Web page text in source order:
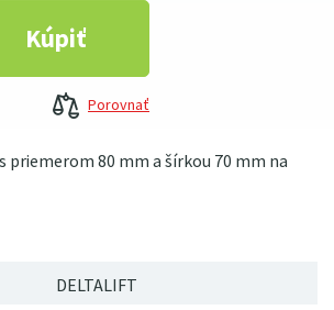
priemerom 80 mm a šírkou 70 mm na
DELTALIFT
Porovnať